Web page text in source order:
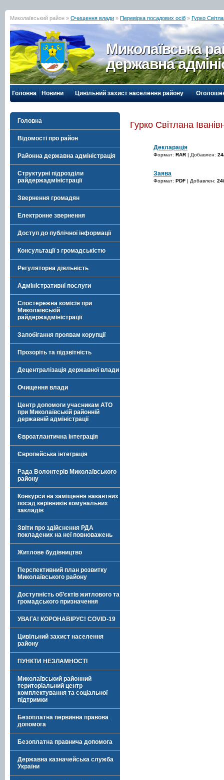
Миколаївський район » Очищення влади » Перевірка посадових осіб » Гурко
Миколаївська
державна
Головна Новини Цивільний захист населення району
Головна
Відомості про район
Районна державна адміністрація
Структурні підрозділи
райдержадміністрації
Звернення громадян
Електронне звернення
Доступ до публічної інформації
Консультації з громадськістю
Регуляторна діяльність
Адміністративні послуги
Спостережна комісія при
Миколаївській
райдержадміністрації
Запобігання проявам корупції
Прозоріть та підзвітність
Децентралізація державної влади
Очищення влади
Центр допомоги учасникам АТО
при Миколаївській районній
державній адміністрації
Євроатлантична інтеграція
Європейська інтеграція
Рада Волонтерів Миколаївського
району
Конкурси на заміщення вакантних
посад керівників комунальних
закладів
Звіти про здійснення РДА
покладених на неї повноважень
Житлове будівництво
Перспективний план розвитку
Миколаївського району
Доступність об’єктів житлового та
громадського призначення
УВАГА! КОРОНАВІРУС! COVID-19
Цивільний захист населення
району
ПУНКТИ НЕЗЛАМНОСТІ
Миколаївський районний
територіальний центр
комплектування та соціальної
підтримки
Безоплатна первинна правова
допомога
Безоплатна правнича допомога
Державна казначейська служба
України
Гурко Світлана
Декларація
Формат: RAR | Добавлен:
Заява
Формат: PDF | Добавлен: